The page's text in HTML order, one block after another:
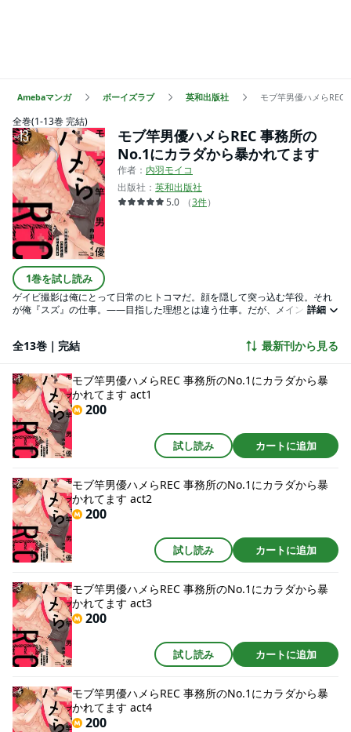
Amebaマンガ ボーイズラブ 英和出版社 モブ竿男優ハメらREC
全巻(1-13巻 完結)
1巻を試し読み
モブ竿男優ハメらREC 事務所の
No.1にカラダから暴かれてます
作者： 内羽モイコ
出版社： 英和出版社
5.0
（3件）
ゲイビ撮影は俺にとって日常のヒトコマだ。顔を隠して突っ込む竿役。それ
が俺『スズ』の仕事。――目指した理想とは違う仕事。だが、メインを引き
終わって…変えられていく。俺もメインで俺が…受け!?読めない見せない人気
デルの為の極上開発お目覚めDAYS
詳細
全13巻｜完結 最新刊から見る
モブ竿男優ハメらREC 事務所のNo.1にカラダから暴
かれてます act1
200
試し読み カートに追加
モブ竿男優ハメらREC 事務所のNo.1にカラダから暴
かれてます act2
200
試し読み カートに追加
モブ竿男優ハメらREC 事務所のNo.1にカラダから暴
かれてます act3
200
試し読み カートに追加
モブ竿男優ハメらREC 事務所のNo.1にカラダから暴
かれてます act4
200